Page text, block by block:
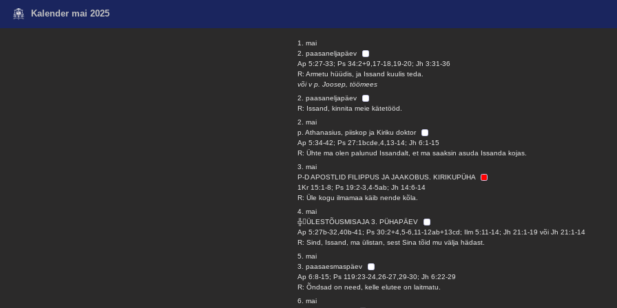
Kalender mai 2025
1. mai
2. paasaneljapäev
Ap 5:27-33; Ps 34:2+9,17-18,19-20; Jh 3:31-36
R: Armetu hüüdis, ja Issand kuulis teda.
või v p. Joosep, töömees
2. paasaneljapäev
R: Issand, kinnita meie kätetööd.
2. mai
p. Athanasius, piiskop ja Kiriku doktor
Ap 5:34-42; Ps 27:1bcde,4,13-14; Jh 6:1-15
R: Ühte ma olen palunud Issandalt, et ma saaksin asuda Issanda kojas.
3. mai
P-D APOSTLID FILIPPUS JA JAAKOBUS. KIRIKUPÜHA
1Kr 15:1-8; Ps 19:2-3,4-5ab; Jh 14:6-14
R: Üle kogu ilmamaa käib nende kõla.
4. mai
╬ÜLESTÕUSMISAJA 3. PÜHAPÄEV
Ap 5:27b-32,40b-41; Ps 30:2+4,5-6,11-12ab+13cd; Ilm 5:11-14; Jh 21:1-19 või Jh 21:1-14
R: Sind, Issand, ma ülistan, sest Sina tõid mu välja hädast.
5. mai
3. paasaesmaspäev
Ap 6:8-15; Ps 119:23-24,26-27,29-30; Jh 6:22-29
R: Õndsad on need, kelle elutee on laitmatu.
6. mai